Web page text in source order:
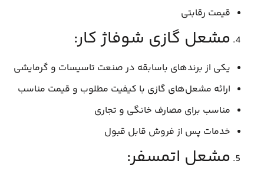
قیمت رقابتی
مشعل گازی شوفاژ کار:
یکی از برندهای باسابقه در صنعت تاسیسات و گرمایشی
ارائه مشعل‌های گازی با کیفیت مطلوب و قیمت مناسب
مناسب برای مصارف خانگی و تجاری
خدمات پس از فروش قابل قبول
مشعل اتمسفر: